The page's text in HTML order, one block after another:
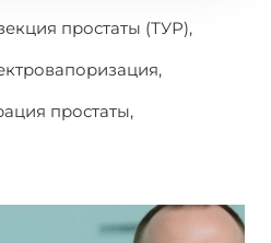
простаты (ТУР),
простаты,